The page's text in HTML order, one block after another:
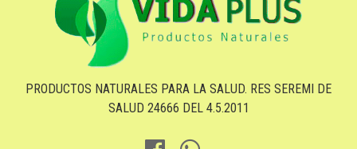
PRODUCTOS NATURALES PARA LA SALUD. RES SEREMI DE
SALUD 24666 DEL 4.5.2011